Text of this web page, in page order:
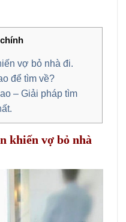
vợ bỏ nhà đi.
để tìm về?
– Giải pháp tìm
khiến vợ bỏ nhà